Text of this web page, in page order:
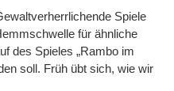
Spiele
für ähnliche
des Spieles „Rambo im
soll. Früh übt sich, wie wir